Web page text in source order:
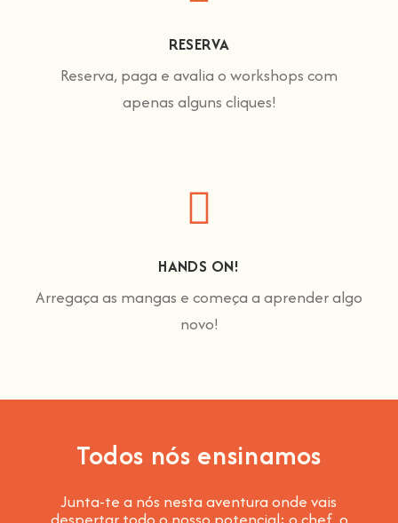
RESERVA
Reserva, paga e avalia o workshops com
apenas alguns cliques!
HANDS ON!
Arregaça as mangas e começa a aprender algo
novo!
Todos nós ensinamos
Junta-te a nós nesta aventura onde vais